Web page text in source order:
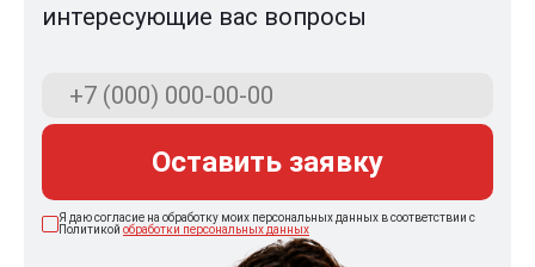
интересующие вас вопросы
Оставить заявку
Я даю согласие на обработку моих персональных данных в соответствии с
Политикой обработки персональных данных